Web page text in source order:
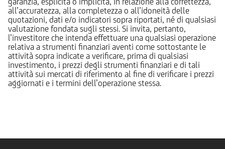
all’accuratezza, alla completezza o all’idoneità delle
quotazioni, dati e/o indicatori sopra riportati, né di qualsiasi
valutazione fondata sugli stessi. Si invita, pertanto,
l’investitore che intenda effettuare una qualsiasi operazione
relativa a strumenti finanziari aventi come sottostante le
attività sopra indicate a verificare, prima di qualsiasi
investimento, i prezzi degli strumenti finanziari e di tali
attività sui mercati di riferimento al fine di verificare i prezzi
aggiornati e i termini dell’operazione stessa.